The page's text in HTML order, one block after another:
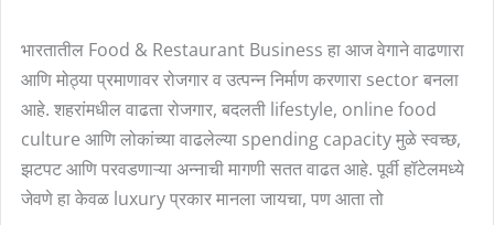
भारतातील Food & Restaurant Business हा आज वेगाने वाढणारा
आणि मोठ्या प्रमाणावर रोजगार व उत्पन्न निर्माण करणारा sector बनला
आहे. शहरांमधील वाढता रोजगार, बदलती lifestyle, online food
culture आणि लोकांच्या वाढलेल्या spending capacity मुळे स्वच्छ,
झटपट आणि परवडणाऱ्या अन्नाची मागणी सतत वाढत आहे. पूर्वी हॉटेलमध्ये
जेवणे हा केवळ luxury प्रकार मानला जायचा, पण आता तो